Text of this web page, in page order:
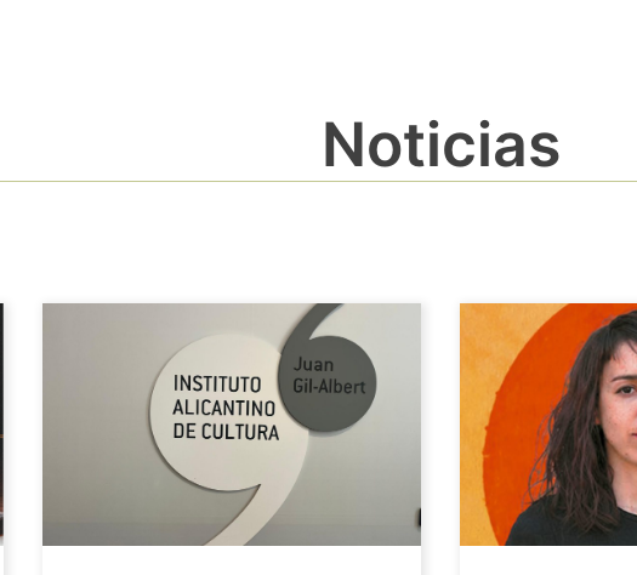
Noticias